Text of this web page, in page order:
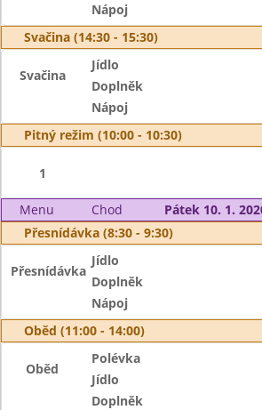
Nápoj
Svačina (14:30 - 15:30)
Svačina
Jídlo
Doplněk
Nápoj
Pitný režim (10:00 - 10:30)
1
Menu Chod
Pátek 10. 1.
Přesnídávka (8:30 - 9:30)
Přesnídávka
Jídlo
Doplněk
Nápoj
Oběd (11:00 - 14:00)
Oběd
Polévka
Jídlo
Doplněk